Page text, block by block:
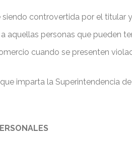
controvertida por el
aquellas personas que pueden
cuando se presenten
imparta la Superintendencia